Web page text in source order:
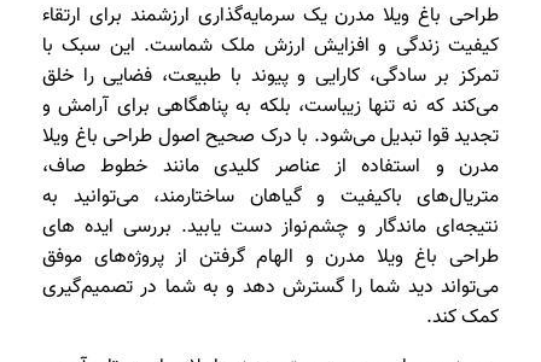
طراحی باغ ویلا مدرن یک سرمایه‌گذاری ارزشمند برای ارتقاء
کیفیت زندگی و افزایش ارزش ملک شماست. این سبک با
تمرکز بر سادگی، کارایی و پیوند با طبیعت، فضایی را خلق
می‌کند که نه تنها زیباست، بلکه به پناهگاهی برای آرامش و
تجدید قوا تبدیل می‌شود. با درک صحیح اصول طراحی باغ ویلا
مدرن و استفاده از عناصر کلیدی مانند خطوط صاف،
متریال‌های باکیفیت و گیاهان ساختارمند، می‌توانید به
نتیجه‌ای ماندگار و چشم‌نواز دست یابید. بررسی ایده های
طراحی باغ ویلا مدرن و الهام گرفتن از پروژه‌های موفق
می‌تواند دید شما را گسترش دهد و به شما در تصمیم‌گیری
کمک کند.